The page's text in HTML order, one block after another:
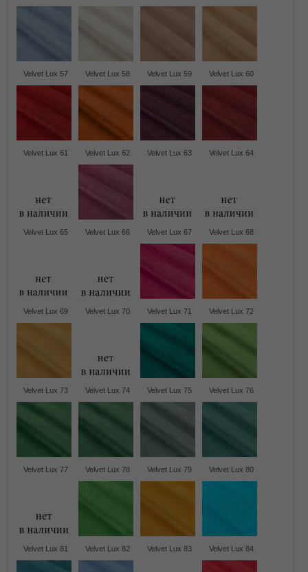
Velvet Lux 57 Velvet Lux 58 Velvet Lux 59 Velvet Lux 60
Velvet Lux 61 Velvet Lux 62 Velvet Lux 63 Velvet Lux 64
Velvet Lux 65 Velvet Lux 66 Velvet Lux 67 Velvet Lux 68
Velvet Lux 69 Velvet Lux 70 Velvet Lux 71 Velvet Lux 72
Velvet Lux 73 Velvet Lux 74 Velvet Lux 75 Velvet Lux 76
Velvet Lux 77 Velvet Lux 78 Velvet Lux 79 Velvet Lux 80
Velvet Lux 81 Velvet Lux 82 Velvet Lux 83 Velvet Lux 84